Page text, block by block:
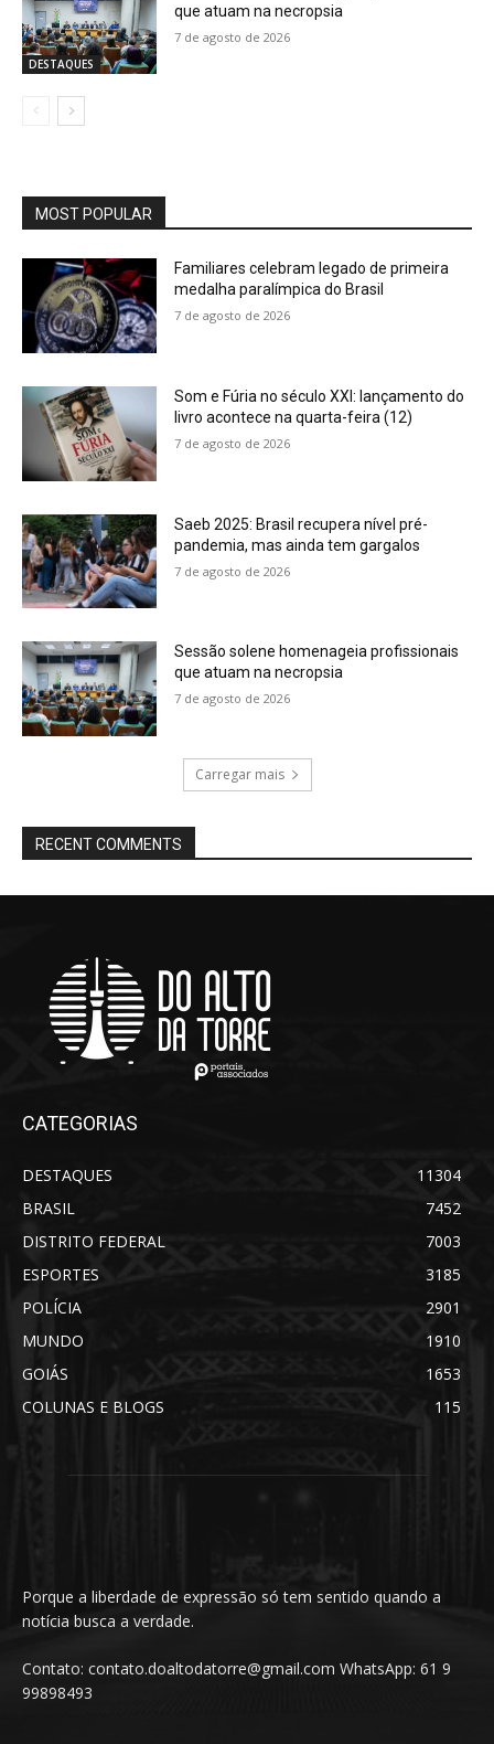
DESTAQUES
que atuam na necropsia
7 de agosto de 2026
MOST POPULAR
Familiares celebram legado de primeira
medalha paralímpica do Brasil
7 de agosto de 2026
Som e Fúria no século XXI: lançamento do
livro acontece na quarta-feira (12)
7 de agosto de 2026
Saeb 2025: Brasil recupera nível pré-
pandemia, mas ainda tem gargalos
7 de agosto de 2026
Sessão solene homenageia profissionais
que atuam na necropsia
7 de agosto de 2026
Carregar mais
RECENT COMMENTS
CATEGORIAS
DESTAQUES
11304
BRASIL
7452
DISTRITO FEDERAL
7003
ESPORTES
3185
POLÍCIA
2901
MUNDO
1910
GOIÁS
1653
COLUNAS E BLOGS
115
Porque a liberdade de expressão só tem sentido quando a
notícia busca a verdade.
Contato: contato.doaltodatorre@gmail.com WhatsApp: 61 9
99898493